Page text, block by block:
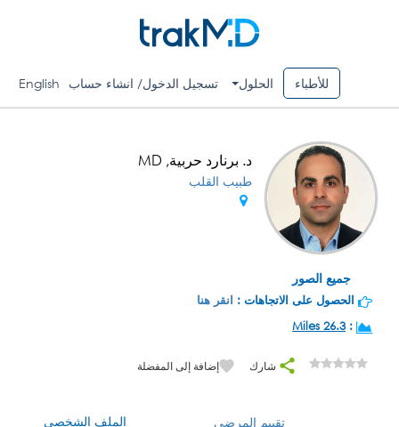
للأطباء الحلول تسجيل الدخول/ انشاء حساب English
جميع الصور
د. برنارد حربية, MD
طبيب القلب
الحصول على الاتجاهات : انقر هنا
:
26.3 Miles
شارك إضافة إلى المفضلة
الملف الشخصي تقييم المرضى